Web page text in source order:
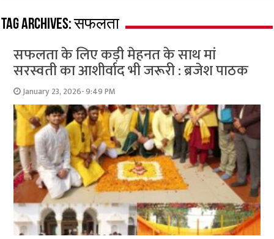
Tag Archives:सफलता
सफलता के लिए कड़ी मेहनत के साथ मां
सरस्वती का आशीर्वाद भी जरूरी : ब्रजेश पाठक
January 23, 2026- 9:49 PM